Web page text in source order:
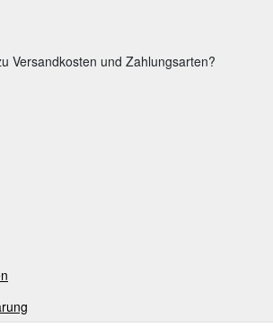
Versandkosten und Zahlungsarten?